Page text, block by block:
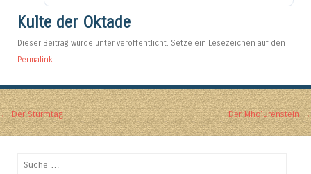
Kulte der Oktade
Dieser Beitrag wurde unter veröffentlicht. Setze ein Lesezeichen auf den
Permalink.
Artikel-Navigation
←Der Sturmtag Der Mholurenstein→
Suchen